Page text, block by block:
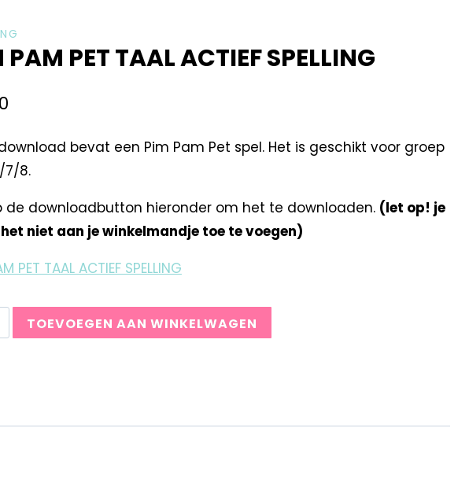
PAM PET TAAL ACTIEF SPELLING
bevat een Pim Pam Pet spel. Het is geschikt voor groep
8.
de downloadbutton hieronder om het te downloaden. (let op! je
niet aan je winkelmandje toe te voegen)
PET TAAL ACTIEF SPELLING
TOEVOEGEN AAN WINKELWAGEN